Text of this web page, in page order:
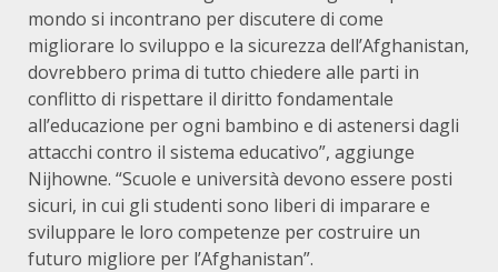
mondo si incontrano per discutere di come
migliorare lo sviluppo e la sicurezza dell’Afghanistan,
dovrebbero prima di tutto chiedere alle parti in
conflitto di rispettare il diritto fondamentale
all’educazione per ogni bambino e di astenersi dagli
attacchi contro il sistema educativo”, aggiunge
Nijhowne. “Scuole e università devono essere posti
sicuri, in cui gli studenti sono liberi di imparare e
sviluppare le loro competenze per costruire un
futuro migliore per l’Afghanistan”.